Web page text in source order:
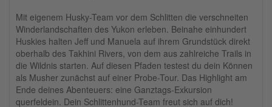
Mit eigenem Husky-Team vor dem Schlitten die verschneiten
Winderlandschaften des Yukon erleben. Beinahe einhundert
Huskies halten Jeff und Manuela auf ihrem Grundstück direkt
oberhalb des Takhini Rivers, von dem aus zahlreiche Trails in
die Wildnis starten. Auf diesen Pfaden testest du dein Können
als Musher zunächst auf einer Probe-Tour. Das Highlight am
Ende deines Abenteuers: eine Ganztags-Exkursion
querfeldein. Dein Schlittenhund-Team freut sich auf dich!